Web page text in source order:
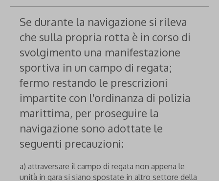
Se durante la navigazione si rileva
che sulla propria rotta è in corso di
svolgimento una manifestazione
sportiva in un campo di regata;
fermo restando le prescrizioni
impartite con l'ordinanza di polizia
marittima, per proseguire la
navigazione sono adottate le
seguenti precauzioni:
a) attraversare il campo di regata non appena le
unità in gara si siano spostate in altro settore della